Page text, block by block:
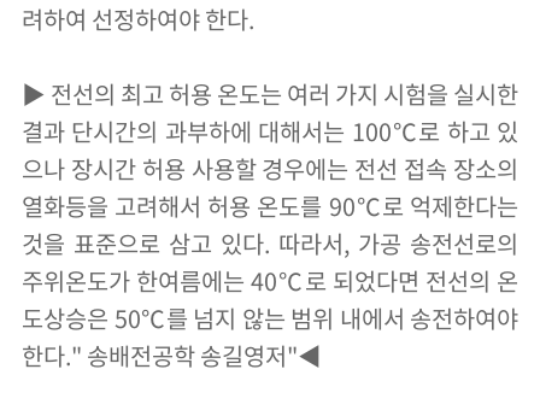
려하여 선정하여야 한다.
▶ 전선의 최고 허용 온도는 여러 가지 시험을 실시한
결과 단시간의 과부하에 대해서는 100℃로 하고 있
으나 장시간 허용 사용할 경우에는 전선 접속 장소의
열화등을 고려해서 허용 온도를 90℃로 억제한다는
것을 표준으로 삼고 있다. 따라서, 가공 송전선로의
주위온도가 한여름에는 40℃로 되었다면 전선의 온
도상승은 50℃를 넘지 않는 범위 내에서 송전하여야
한다." 송배전공학 송길영저"◀